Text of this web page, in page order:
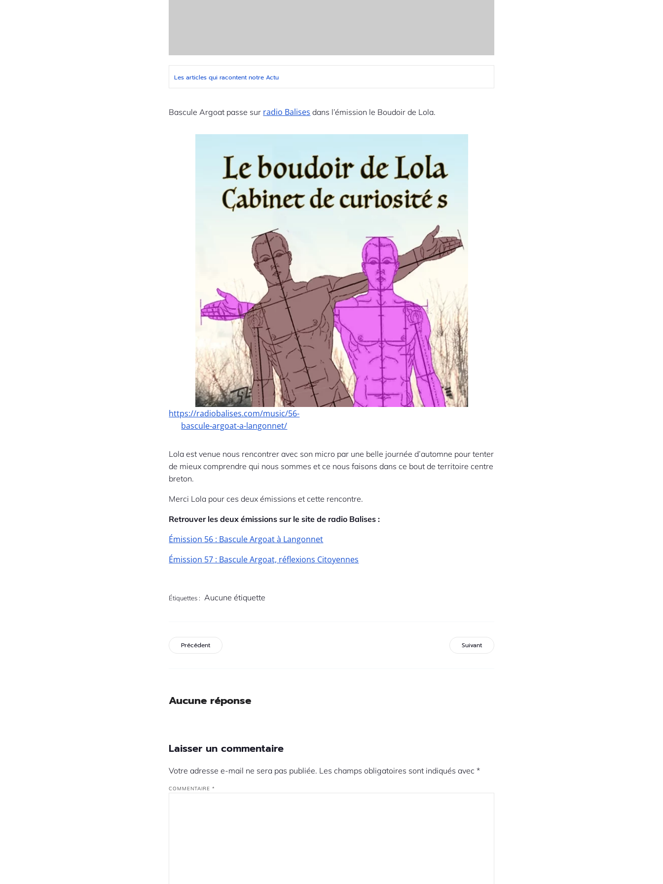
Les articles qui racontent notre Actu
Bascule Argoat passe sur radio Balises dans l’émission le Boudoir de Lola.
https://radiobalises.com/music/56-
bascule-argoat-a-langonnet/
Lola est venue nous rencontrer avec son micro par une belle journée d’automne pour tenter
de mieux comprendre qui nous sommes et ce nous faisons dans ce bout de territoire centre
breton.
Merci Lola pour ces deux émissions et cette rencontre.
Retrouver les deux émissions sur le site de radio Balises :
Émission 56 : Bascule Argoat à Langonnet
Émission 57 : Bascule Argoat, réflexions Citoyennes
Étiquettes : Aucune étiquette
Précédent Suivant
Aucune réponse
Laisser un commentaire
Votre adresse e-mail ne sera pas publiée. Les champs obligatoires sont indiqués avec*
COMMENTAIRE*